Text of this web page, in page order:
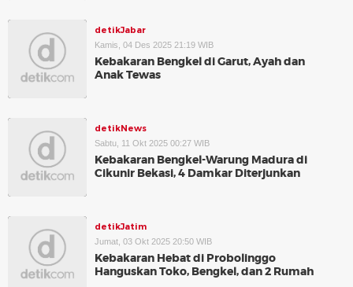
detikJabar
Kamis, 04 Des 2025 21:19 WIB
Kebakaran Bengkel di Garut, Ayah dan
Anak Tewas
detikNews
Sabtu, 11 Okt 2025 00:27 WIB
Kebakaran Bengkel-Warung Madura di
Cikunir Bekasi, 4 Damkar Diterjunkan
detikJatim
Jumat, 03 Okt 2025 20:50 WIB
Kebakaran Hebat di Probolinggo
Hanguskan Toko, Bengkel, dan 2 Rumah